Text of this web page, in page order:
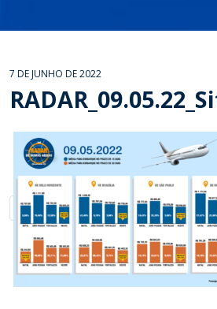
7 DE JUNHO DE 2022